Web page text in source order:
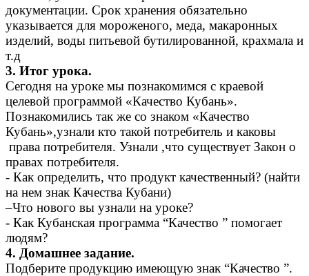
документации. Срок хранения обязательно
указывается для мороженого, меда, макаронных
изделий, воды питьевой бутилированной, крахмала и
т.д
3. Итог урока.
Сегодня на уроке мы познакомимся с краевой
целевой программой «Качество Кубань».
Познакомились так же со знаком «Качество
Кубань»,узнали кто такой потребитель и каковы
права потребителя. Узнали ,что существует Закон о
правах потребителя.
- Как определить, что продукт качественный? (найти
на нем знак Качества Кубани)
–Что нового вы узнали на уроке?
- Как Кубанская программа “Качество ” помогает
людям?
4. Домашнее задание.
Подберите продукцию имеющую знак “Качество ”.